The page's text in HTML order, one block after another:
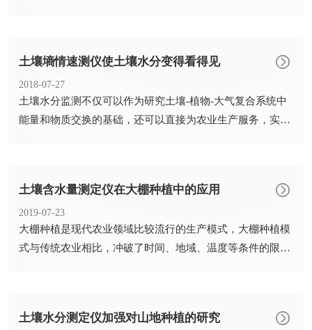
土壤墒情速测仪使土壤水分变得看得见
2018-07-27
​土壤水分监测不仅可以作为研究土壤-植物-大气复合系统中
能量和物质交换的基础，还可以直接为农业生产服务，实现
土壤含水量测定仪在大棚种植中的应用
2019-07-23
​大棚种植是现代农业领域比较流行的生产模式，大棚种植模
式与传统农业相比，冲破了时间、地域、温度等条件的限
土壤水分测定仪加强对山地种植的研究